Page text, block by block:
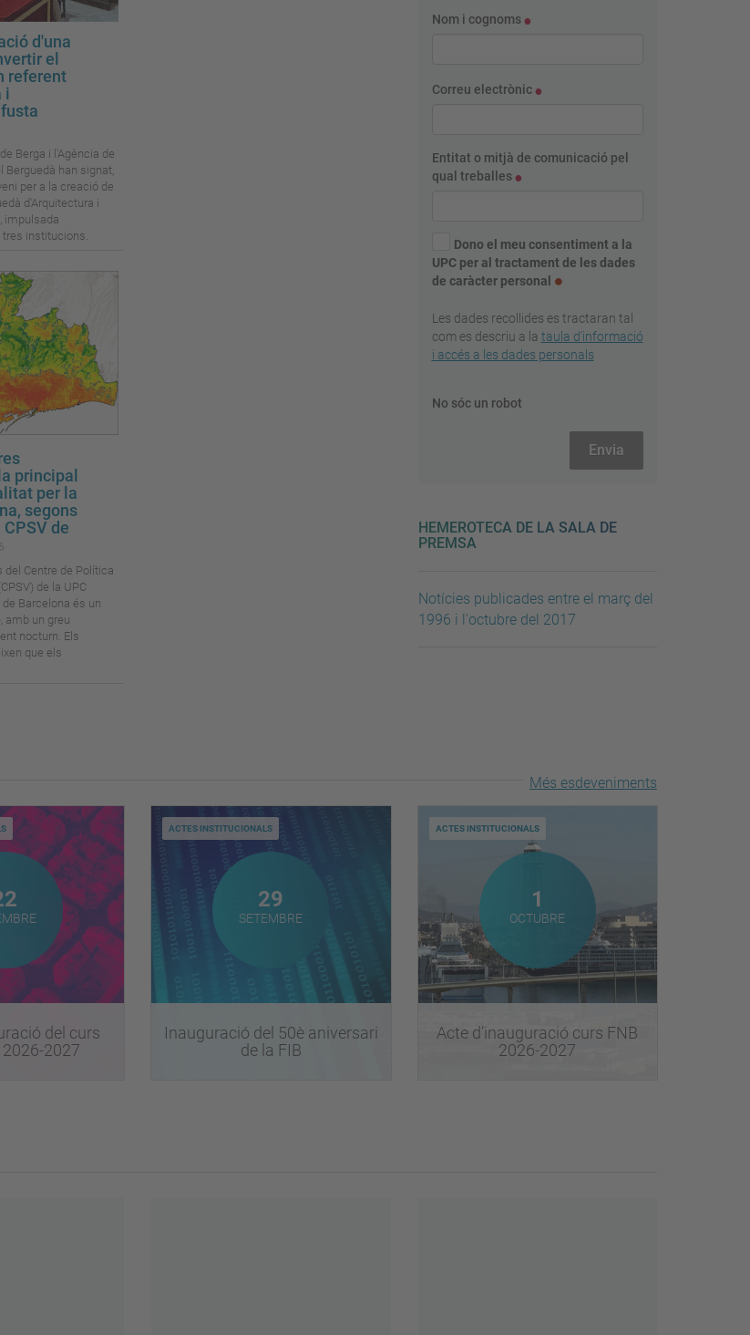
d'una
el
referent
i
Berga i l'Agència de
Berguedà han signat,
per a la creació de
d'Arquitectura i
impulsada
institucions.
principal
per la
segons
de
Centre de Política
de la UPC
Barcelona és un
amb un greu
nocturn. Els
que els
Nom i cognoms
Correu electrònic
Entitat o mitjà de comunicació pel
qual treballes
Dono el meu consentiment a la
UPC per al tractament de les dades
de caràcter personal
Les dades recollides es tractaran tal
com es descriu a la taula d'informació
i accés a les dades personals
No sóc un robot
HEMEROTECA DE LA SALA DE
PREMSA
Notícies publicades entre el març del
1996 i l'octubre del 2017
Més esdeveniments
Setembre
del curs
2027
29
SETEMBRE
Inauguració del 50è aniversari
de la FIB
ACTES INSTITUCIONALS
1 Octubre
OCTUBRE
Acte d’inauguració curs FNB
2026-2027
ACTES INSTITUCIONALS